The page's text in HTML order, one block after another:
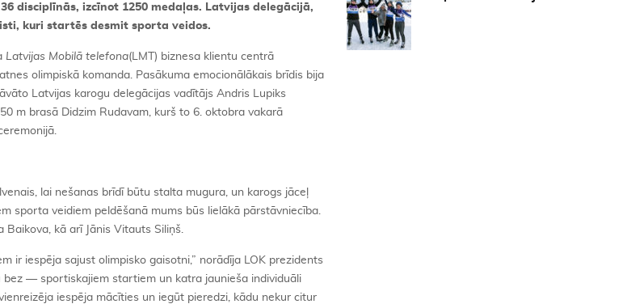
disciplīnās, izcīnot 1250 meda ļas. Latvijas delegācijā,
kuri startēs desmit sporta veidos.
Latvijas Mobilā telefona(LMT) biznesa klientu centrā
olimpiskā komanda. Pasākuma emocionālākais brīdis bija
Latvijas karogu delegācijas vadītājs Andris Lupiks
m brasā Didzim Rudavam, kurš to 6. oktobra vakarā
lai nešanas brīdī būtu stalta mugura, un karogs jāceļ
sporta veidiem peldēšanā mums būs lielākā pārstāvniecība.
kā arī Jānis Vitauts Siliņš.
ir iespēja sajust olimpisko gaisotni,” norādīja LOK prezidents
bez — sportiskajiem startiem un katra jaunieša individuāli
iespēja mācīties un iegūt pieredzi, kādu nekur citur